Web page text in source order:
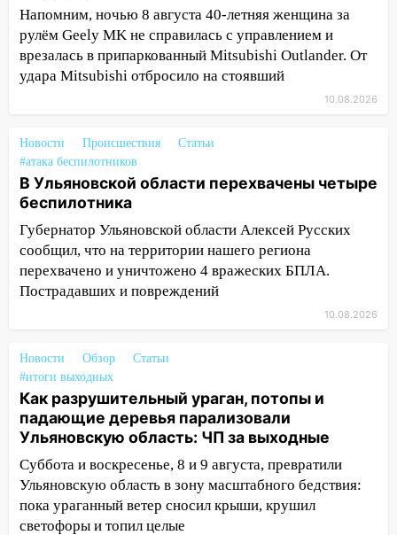
09:20 Момент падения дерева на
машину в Ульяновске попал на видео
09:16 Утро ульяновских водителей
началось с «глухой» пробки на старом
09:10
Соцсети: на Московском шоссе в
Ульяновске произошла авария
08:02 В Ульяновске во время
выявили онкологию
07:00 Прохладная ночь и ветреный
день: прогноз погоды в Ульяновске 10
потопы и падающие деревья
парализовали Ульяновскую область: ЧП
за выходные
05:50 Пять украденных лошадей и
смертельная драка
05:00 Боль, скованность и старение
дисков: как повседневные привычки
незаметно разрушают наш позвоночник
Напомним, ночью 8 августа 40-летняя женщина за
рулём Geely MK не справилась с управлением и
врезалась в припаркованный Mitsubishi Outlander. От
удара Mitsubishi отбросило на стоявший
10.08.2026
Новости Происшествия
Статьи
#атака беспилотников
В Ульяновской области перехвачены четыре
беспилотника
Губернатор Ульяновской области Алексей Русских
сообщил, что на территории нашего региона
перехвачено и уничтожено 4 вражеских БПЛА.
Пострадавших и повреждений
10.08.2026
Новости Обзор
Статьи
#итоги выходных
Как разрушительный ураган, потопы и
падающие деревья парализовали
Ульяновскую область: ЧП за выходные
Суббота и воскресенье, 8 и 9 августа, превратили
Ульяновскую область в зону масштабного бедствия:
пока ураганный ветер сносил крыши, крушил
светофоры и топил целые